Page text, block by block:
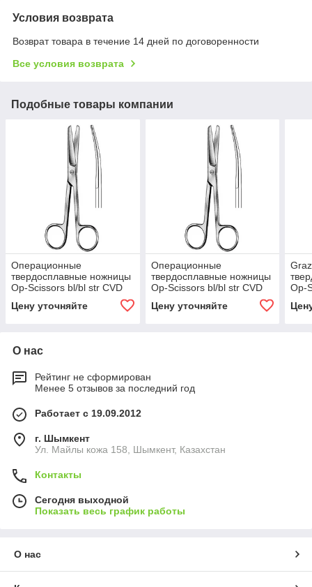
Условия возврата
Возврат товара в течение 14 дней по договоренности
Все условия возврата
Подобные товары компании
Операционные
твердосплавные ножницы
Op-Scissors bl/bl str CVD
Цену уточняйте
Операционные
твердосплавные ножницы
Op-Scissors bl/bl str CVD
Цену уточняйте
Op-
О нас
Рейтинг не сформирован
Менее 5 отзывов за последний год
Работает с 19.09.2012
г. Шымкент
Ул. Майлы кожа 158, Шымкент, Казахстан
Контакты
Сегодня выходной
Показать весь график работы
О нас